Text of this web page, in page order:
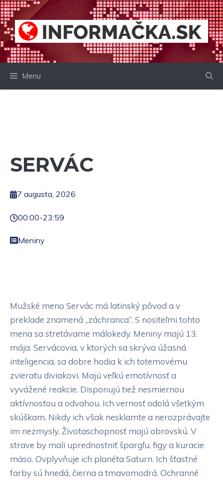
Preskočiť
na
obsah
Menu
SERVÁC
7 augusta, 2026
00:00-23:59
Meniny
Mužské meno Servác má latinský pôvod a v
preklade znamená „záchranca“. S nositeľmi tohto
mena sa stretávame málokedy. Meniny majú 13.
mája. Servácovia, v ktorých sa skrýva úžasná
inteligencia, sa dobre hodia k ich totemovému
zvieraťu diviakovi. Majú veľkú emotívnosť a
vyvážené reakcie. Disponujú tiež nesmiernou
aktívnosťou a odvahou. Ich vernosť odolá všetkým
skúškam. Nikdy ich však nesklamte a nerozprávajte
im nezmysly. Životaschopnosť majú obrovskú. V
strave by mali uprednostniť špargľu, figy a kuracie
mäso. Ovplyvňuje ich planéta Saturn. Ich šťastné
farby sú hnedá, čierna a tmavomodrá. Ochranné